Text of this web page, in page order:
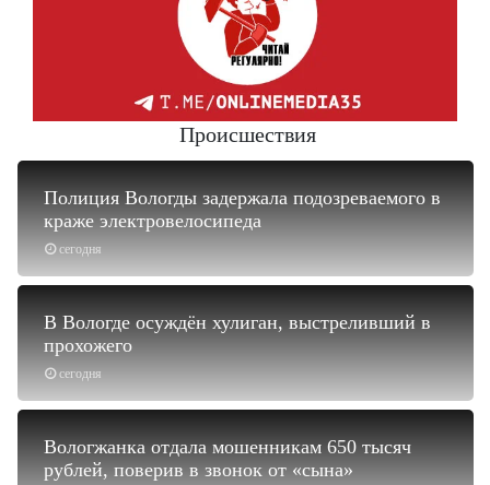
Происшествия
сегодня
Полиция Вологды задержала подозреваемого в
краже электровелосипеда
сегодня
В Вологде осуждён хулиган, выстреливший в
прохожего
Вологжанка отдала мошенникам 650 тысяч
рублей, поверив в звонок от «сына»